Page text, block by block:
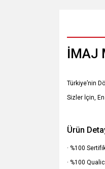
İMAJ
Türkiye’nin
Sizler İçin,
Ürün
· %100
· %100